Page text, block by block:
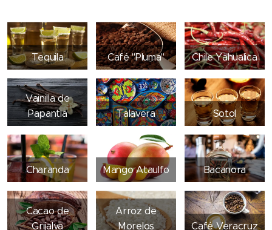
Tequila Café "Pluma" Chile Yahualica
Vainilla de
Papantla
Talavera Sotol
Charanda Mango Ataulfo Bacanora
Cacao de
Grijalva
Arroz de
Morelos
Café Veracruz